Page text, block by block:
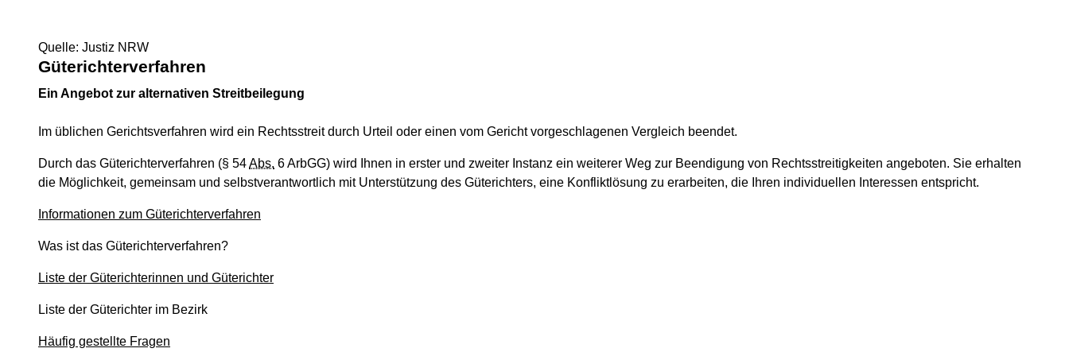
Quelle: Justiz NRW
Güterichterverfahren
Ein Angebot zur alternativen Streitbeilegung
Im üblichen Gerichtsverfahren wird ein Rechtsstreit durch Urteil oder einen vom Gericht vorgeschlagenen Vergleich beendet.
Durch das Güterichterverfahren (§ 54Abs. 6 ArbGG) wird Ihnen in erster und zweiter Instanz ein weiterer Weg zur Beendigung von Rechtsstreitigkeiten angeboten. Sie erhalten
die Möglichkeit, gemeinsam und selbstverantwortlich mit Unterstützung des Güterichters, eine Konfliktlösung zu erarbeiten, die Ihren individuellen Interessen entspricht.
Informationen zum Güterichterverfahren
Was ist das Güterichterverfahren?
Liste der Güterichterinnen und Güterichter
Liste der Güterichter im Bezirk
Häufig gestellte Fragen